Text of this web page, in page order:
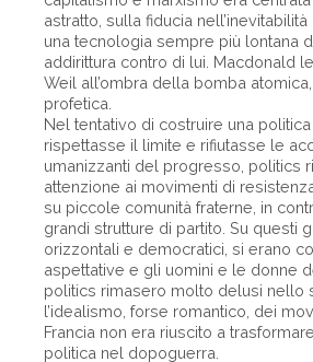
astratto, sulla fiducia
una tecnologia sempre più lontana
addirittura contro di lui. Macdonald
Weil all’ombra della bomba
profetica.
Nel tentativo di costruire una
rispettasse il limite e rifiutasse le
umanizzanti del progresso, politics
attenzione ai movimenti di
su piccole comunità fraterne, in
grandi strutture di partito. Su questi
orizzontali e democratici, si erano
aspettative e gli uomini e le donne
politics rimasero molto delusi nello
l’idealismo, forse romantico, dei
Francia non era riuscito a
politica nel dopoguerra.